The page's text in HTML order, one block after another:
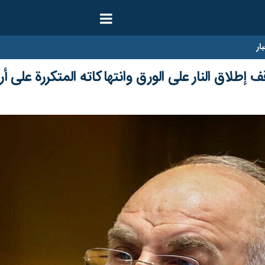
النار على الورق وانتهاكاته المتكررة على